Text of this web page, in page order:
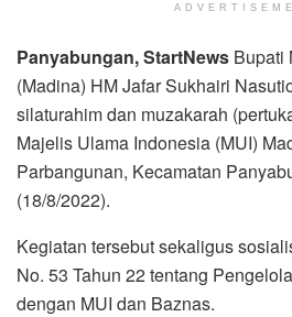
Panyabungan, StartNews Bupati
(Madina) HM Jafar Sukhairi
silaturahim dan muzakarah
Majelis Ulama Indonesia (MUI)
Parbangunan, Kecamatan
(18/8/2022).
Kegiatan tersebut sekaligus
No. 53 Tahun 22 tentang
dengan MUI dan Baznas.